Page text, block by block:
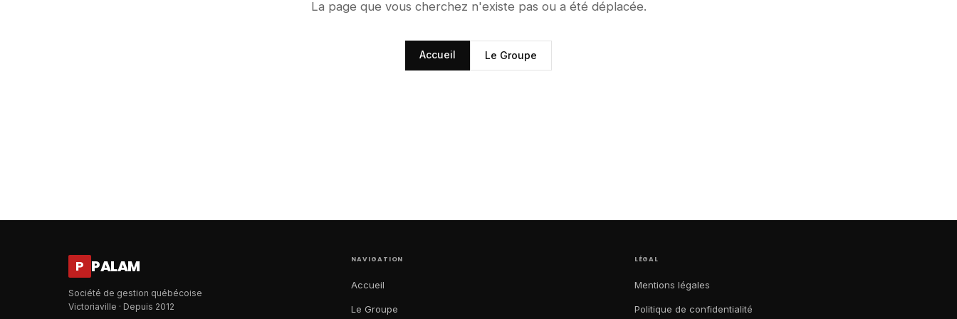
La page que vous cherchez n'existe pas ou a été déplacée.
Accueil Le Groupe
P PALAM
Société de gestion québécoise
Victoriaville · Depuis 2012
NAVIGATION
Accueil
Le Groupe
LÉGAL
Mentions légales
Politique de confidentialité